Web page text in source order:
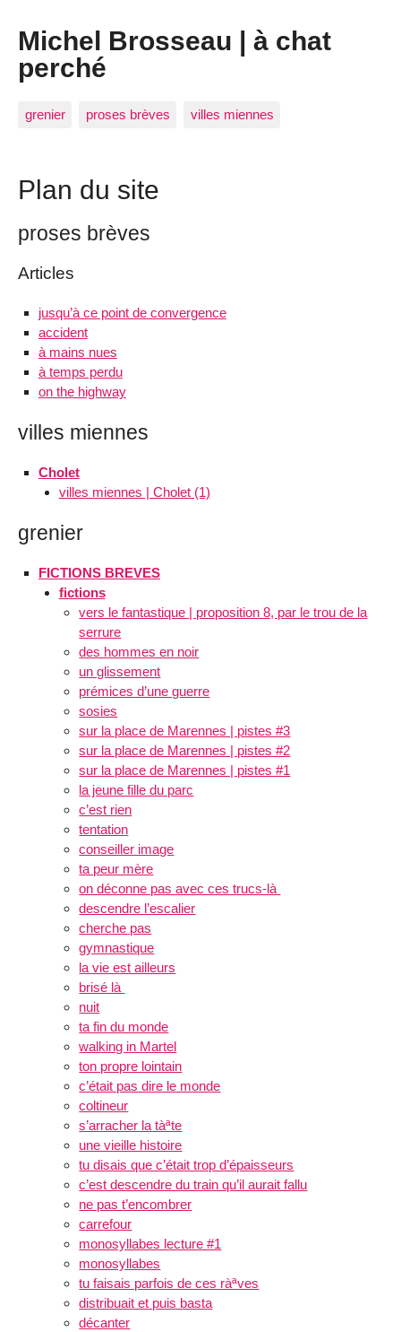
Michel Brosseau | à chat
perché
grenier proses brèves villes miennes
Plan du site
proses brèves
Articles
jusqu’à ce point de convergence
accident
à mains nues
à temps perdu
on the highway
villes miennes
Cholet
villes miennes | Cholet (1)
grenier
FICTIONS BREVES
fictions
vers le fantastique | proposition 8, par le trou de la
serrure
des hommes en noir
un glissement
prémices d’une guerre
sosies
sur la place de Marennes | pistes #3
sur la place de Marennes | pistes #2
sur la place de Marennes | pistes #1
la jeune fille du parc
c’est rien
tentation
conseiller image
ta peur mère
on déconne pas avec ces trucs-là
descendre l’escalier
cherche pas
gymnastique
la vie est ailleurs
brisé là
nuit
ta fin du monde
walking in Martel
ton propre lointain
c’était pas dire le monde
coltineur
s’arracher la tàªte
une vieille histoire
tu disais que c’était trop d’épaisseurs
c’est descendre du train qu’il aurait fallu
ne pas t’encombrer
carrefour
monosyllabes lecture #1
monosyllabes
tu faisais parfois de ces ràªves
distribuait et puis basta
décanter